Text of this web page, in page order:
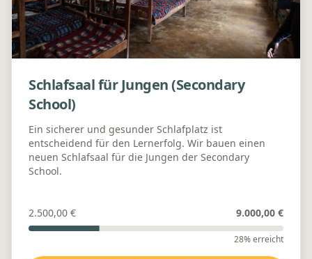
Schlafsaal für Jungen (Secondary
School)
Ein sicherer und gesunder Schlafplatz ist
entscheidend für den Lernerfolg. Wir bauen einen
neuen Schlafsaal für die Jungen der Secondary
School.
2.500,00 € 9.000,00 €
28% erreicht